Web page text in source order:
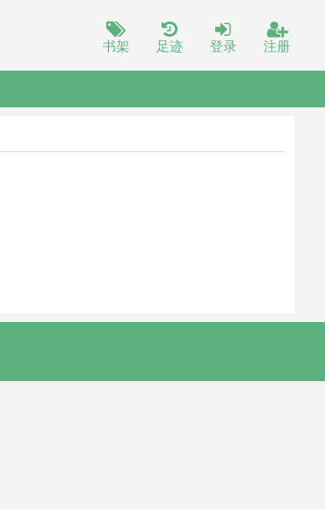
书架 足迹 登录 注册